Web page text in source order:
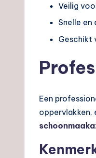
Veilig
Snelle
Geschikt
Een
oppervlakken,